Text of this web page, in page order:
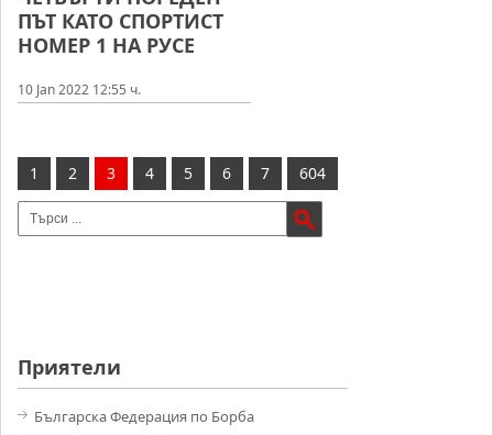
ПЪТ КАТО СПОРТИСТ
НОМЕР 1 НА РУСЕ
10 Jan 2022 12:55 ч.
1 2 3 4 5 6 7 604
Приятели
Българска Федерация по Борба